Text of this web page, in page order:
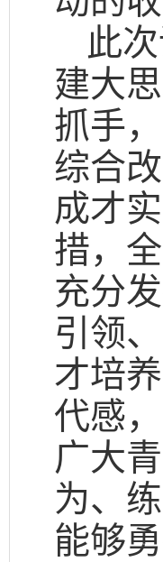
此
建大
抓手
综合
成才
措，
充分
引领
才培
代感
广大
为、
能够